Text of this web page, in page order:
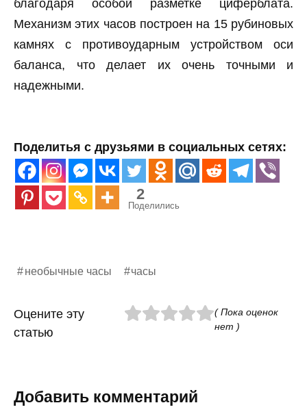
благодаря особой разметке циферблата.
Механизм этих часов построен на 15 рубиновых
камнях с противоударным устройством оси
баланса, что делает их очень точными и
надежными.
Поделитья с друзьями в социальных сетях:
2
Поделились
необычные часы часы
Оцените эту
статью
( Пока оценок
нет )
Добавить комментарий